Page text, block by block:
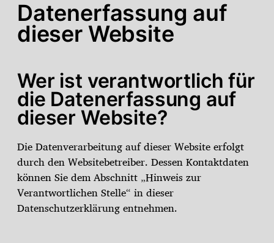
Datenerfassung auf
dieser Website
Wer ist verantwortlich für
die Datenerfassung auf
dieser Website?
Die Datenverarbeitung auf dieser Website erfolgt
durch den Websitebetreiber. Dessen Kontaktdaten
können Sie dem Abschnitt „Hinweis zur
Verantwortlichen Stelle“ in dieser
Datenschutzerklärung entnehmen.